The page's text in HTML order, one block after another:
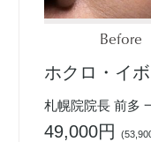
Before
ホクロ・イボ
札幌院院長 前多
49,000円(